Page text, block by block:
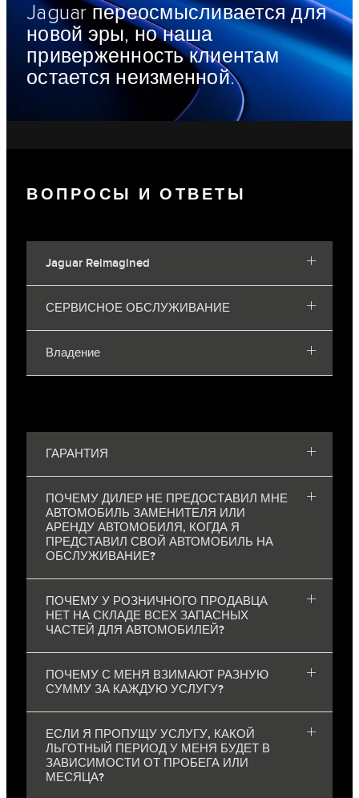
Jaguar переосмысливается для
новой эры, но наша
приверженность клиентам
остается неизменной.
ВОПРОСЫ И ОТВЕТЫ
Jaguar Reimagined
СЕРВИСНОЕ ОБСЛУЖИВАНИЕ
Владение
ГАРАНТИЯ
ПОЧЕМУ ДИЛЕР НЕ ПРЕДОСТАВИЛ МНЕ
АВТОМОБИЛЬ ЗАМЕНИТЕЛЯ ИЛИ
АРЕНДУ АВТОМОБИЛЯ, КОГДА Я
ПРЕДСТАВИЛ СВОЙ АВТОМОБИЛЬ НА
ОБСЛУЖИВАНИЕ?
ПОЧЕМУ У РОЗНИЧНОГО ПРОДАВЦА
НЕТ НА СКЛАДЕ ВСЕХ ЗАПАСНЫХ
ЧАСТЕЙ ДЛЯ АВТОМОБИЛЕЙ?
ПОЧЕМУ С МЕНЯ ВЗИМАЮТ РАЗНУЮ
СУММУ ЗА КАЖДУЮ УСЛУГУ?
ЕСЛИ Я ПРОПУЩУ УСЛУГУ, КАКОЙ
ЛЬГОТНЫЙ ПЕРИОД У МЕНЯ БУДЕТ В
ЗАВИСИМОСТИ ОТ ПРОБЕГА ИЛИ
МЕСЯЦА?